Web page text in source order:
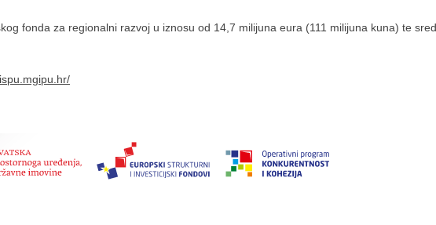
fonda za regionalni razvoj u iznosu od 14,7 milijuna eura (111 milijuna kuna) te